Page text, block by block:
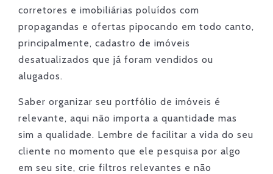
corretores e imobiliárias poluídos com
propagandas e ofertas pipocando em todo canto,
principalmente, cadastro de imóveis
desatualizados que já foram vendidos ou
alugados.
Saber organizar seu portfólio de imóveis é
relevante, aqui não importa a quantidade mas
sim a qualidade. Lembre de facilitar a vida do seu
cliente no momento que ele pesquisa por algo
em seu site, crie filtros relevantes e não